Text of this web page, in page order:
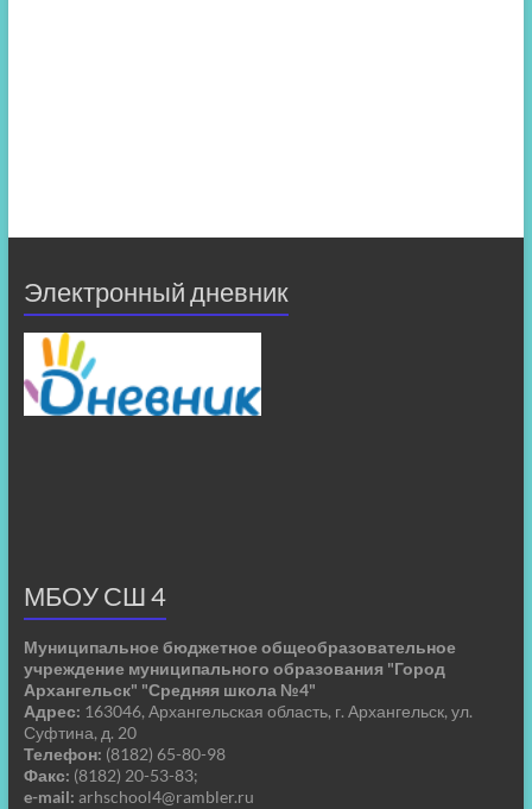
Электронный дневник
МБОУ СШ 4
Муниципальное бюджетное общеобразовательное
учреждение муниципального образования "Город
Архангельск" "Средняя школа №4"
Адрес: 163046, Архангельская область, г. Архангельск, ул.
Суфтина, д. 20
Телефон: (8182) 65-80-98
Факс: (8182) 20-53-83;
e-mail: arhschool4@rambler.ru